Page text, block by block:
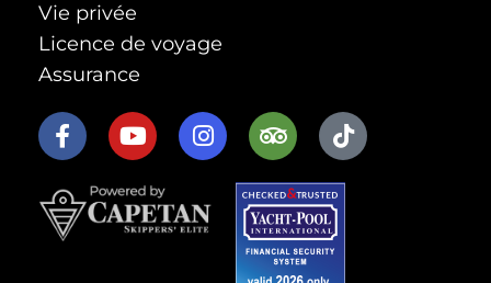
Vie privée
Licence de voyage
Assurance